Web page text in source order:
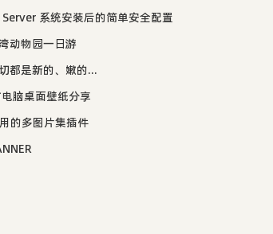
</
系统安装后的简单安全配置
动物园一日游
都是新的、嫩的...
脑桌面壁纸分享
的多图片集插件